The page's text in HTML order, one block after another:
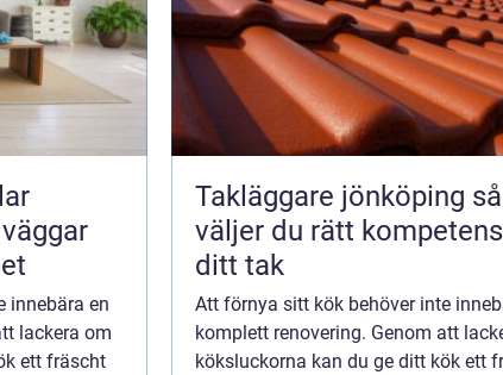
innebära en
lackera om
ett fräscht
Takläggare jönköping så
väljer du rätt
ditt tak
Att förnya sitt kök behöver inte
komplett renovering. Genom att
köksluckorna kan du ge ditt kök ett